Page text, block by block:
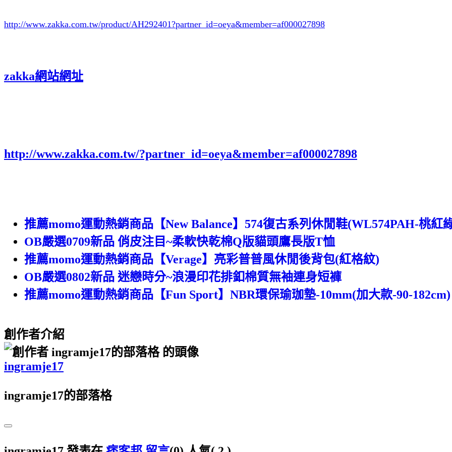
http://www.zakka.com.tw/product/AH292401 ?partner_id=oeya&member=af000027898
zakka網站網址
http://www.zakka.com.tw/?partner_id=oeya&member=af000027898
推薦momo運動熱銷商品【New Balance】574復古系列休閒鞋(WL574PAH-桃紅
OB嚴選0709新品 俏皮注目~柔軟快乾棉Q版貓頭鷹長版T恤
推薦momo運動熱銷商品【Verage】亮彩普普風休閒後背包(紅格紋)
OB嚴選0802新品 迷戀時分~浪漫印花排釦棉質無袖連身短褲
推薦momo運動熱銷商品【Fun Sport】NBR環保瑜珈墊-10mm(加大款-90-182cm)
創作者介紹
ingramje17
ingramje17的部落格